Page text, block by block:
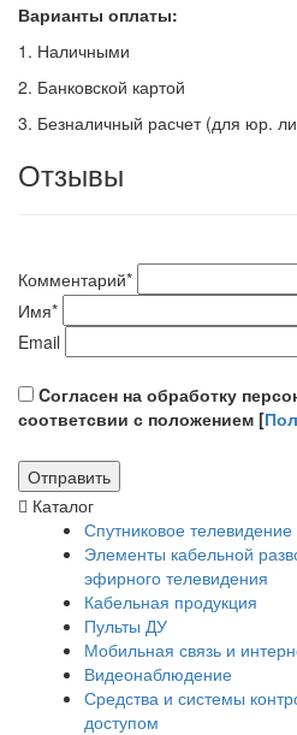
Варианты оплаты:
1. Наличными
2. Банковской картой
3. Безналичный расчет (для юр.
Отзывы
Комментарий*
Имя*
Email
Cогласен на обработку
соответсвии с положением [
Каталог
Спутниковое телевидение
Элементы кабельной
эфирного телевидения
Кабельная продукция
Пульты ДУ
Мобильная связь и
Видеонаблюдение
Средства и системы
доступом